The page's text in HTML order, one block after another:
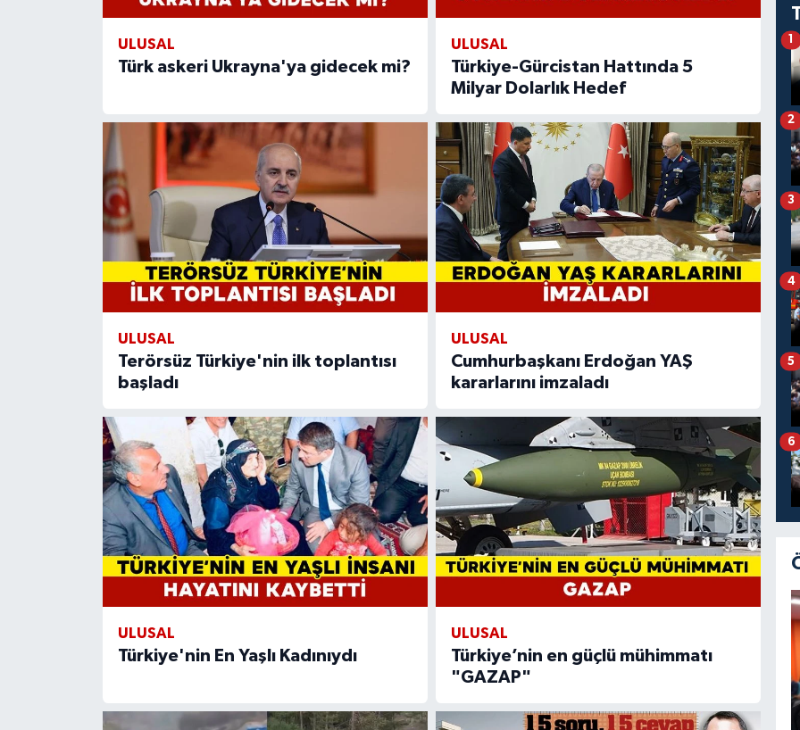
ULUSAL
Türk askeri Ukrayna'ya gidecek mi?
ULUSAL
Türkiye-Gürcistan Hattında 5
Milyar Dolarlık Hedef
ULUSAL
Terörsüz Türkiye'nin ilk toplantısı
başladı
ULUSAL
Cumhurbaşkanı Erdoğan YAŞ
kararlarını imzaladı
ULUSAL
Türkiye'nin En Yaşlı Kadınıydı
ULUSAL
Türkiye’nin en güçlü mühimmatı
"GAZAP"
1
2
3
4
5
6